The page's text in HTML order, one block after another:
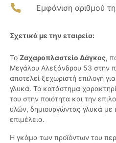
Εμφάνιση αριθμού
Σχετικά με την εταιρεία:
Το Ζαχαροπλαστείο Δάγκος,
Μεγάλου Αλεξάνδρου 53 στην
αποτελεί ξεχωριστή επιλογή
γλυκά. Το κατάστημα
του στην ποιότητα και την
υλών, δημιουργώντας γλυκά με
επιμέλεια.
Η γκάμα των προϊόντων του